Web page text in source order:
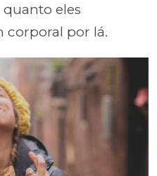
eles
corporal por lá.